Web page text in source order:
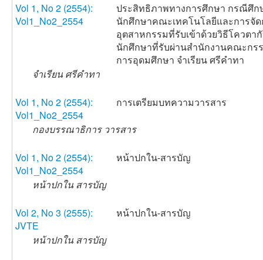
Vol 1, No 2 (2554):
Vol1_No2_2554
ประสิทธิภาพทางการศึกษา กรณีศึก
นักศึกษาคณะเทคโนโลยีและการจัด
อุตสาหกรรมที่รับเข้าด้วยวิธีโควตา
นักศึกษาที่รับผ่านสำนักงานคณะกร
การอุดมศึกษา จำเรียน ศรีคำทา
จำเรียน ศรีคำทา
Vol 1, No 2 (2554):
Vol1_No2_2554
การเตรียมบทความวารสาร
กองบรรณาธิการ วารสาร
Vol 1, No 2 (2554):
Vol1_No2_2554
หน้าปกใน-สารบัญ
หน้าปกใน สารบัญ
Vol 2, No 3 (2555):
JVTE
หน้าปกใน-สารบัญ
หน้าปกใน สารบัญ